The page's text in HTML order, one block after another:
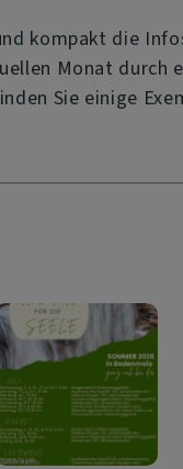
kompakt die
Monat durch
Sie einige